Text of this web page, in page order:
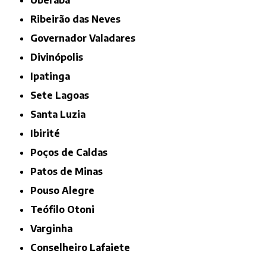
Ribeirão das Neves
Governador Valadares
Divinópolis
Ipatinga
Sete Lagoas
Santa Luzia
Ibirité
Poços de Caldas
Patos de Minas
Pouso Alegre
Teófilo Otoni
Varginha
Conselheiro Lafaiete